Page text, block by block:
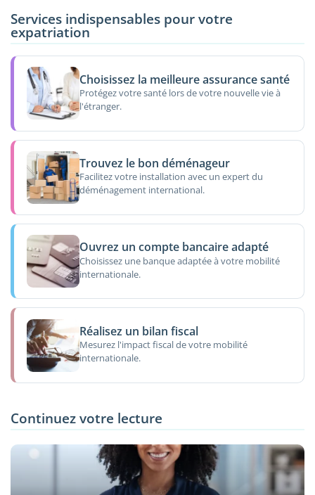
Services indispensables pour votre
expatriation
Choisissez la meilleure assurance santé
Protégez votre santé lors de votre nouvelle vie à
l'étranger.
Trouvez le bon déménageur
Facilitez votre installation avec un expert du
déménagement international.
Ouvrez un compte bancaire adapté
Choisissez une banque adaptée à votre mobilité
internationale.
Réalisez un bilan fiscal
Mesurez l'impact fiscal de votre mobilité
internationale.
Continuez votre lecture